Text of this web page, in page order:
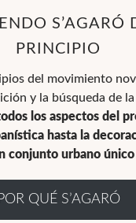
S’AGARÓ
PRINCIPIO
del movimiento
y la búsqueda de
los aspectos del
hasta la
conjunto urbano
QUÉ S’AGARÓ